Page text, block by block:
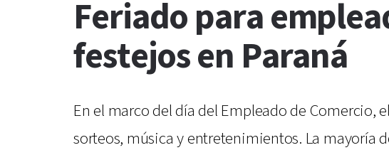
Feriado para
festejos en Paraná
En el marco del día del Empleado de Comercio,
sorteos, música y entretenimientos. La mayoría